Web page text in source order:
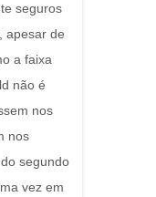
seguros
apesar de
a faixa
não é
nos
nos
segundo
vez em